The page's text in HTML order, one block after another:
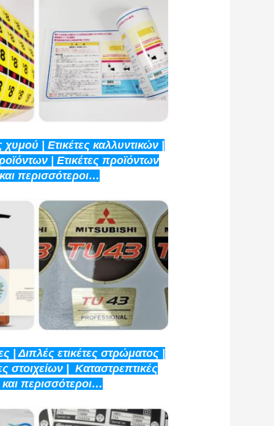
χυμού | Ετικέτες καλλυντικών |
| Ετικέτες προϊόντων
περισσότεροι…
| Διπλές ετικέτες στρώματος |
στοιχείων | Καταστρεπτικές
και περισσότεροι…